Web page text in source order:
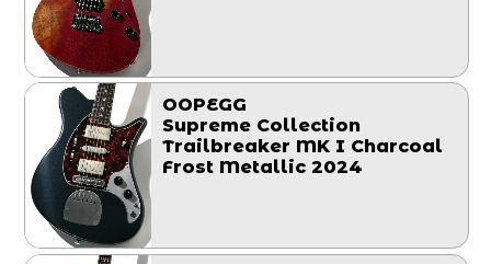
OOPEGG
Supreme Collection
Trailbreaker MK I Charcoal
Frost Metallic 2024